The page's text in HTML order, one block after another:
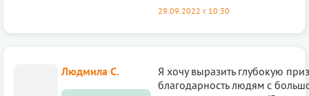
29.09.2022 г. 10:30
Людмила С.
Я хочу выразить глубокую
благодарность людям с